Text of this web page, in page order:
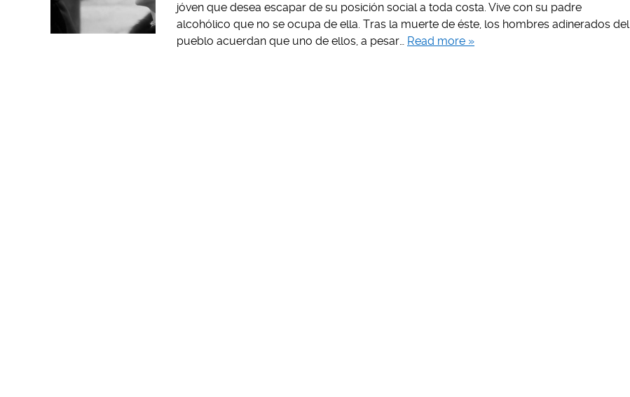
jóven que desea escapar de su posición social a toda costa. Vive con su padre
alcohólico que no se ocupa de ella. Tras la muerte de éste, los hombres adinerados del
pueblo acuerdan que uno de ellos, a pesar… Read more »